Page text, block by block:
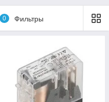
0 Фильтры